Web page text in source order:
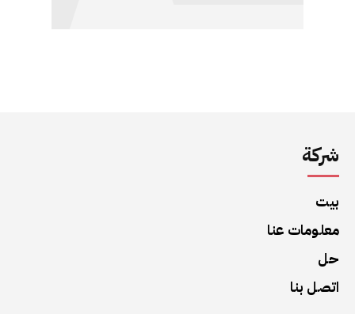
شركة
بيت
معلومات عنا
حل
اتصل بنا